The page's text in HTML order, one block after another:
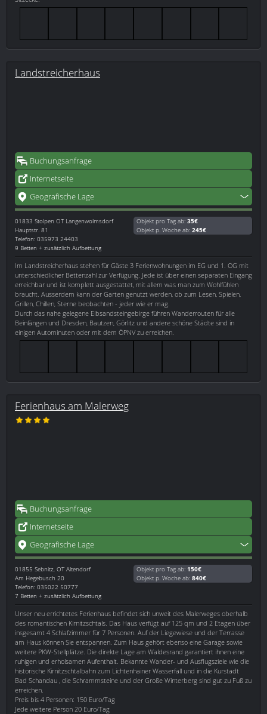
Landstreicherhaus
Buchungsanfrage
Internetseite
Geografische Lage
01833 Stolpen OT Langenwolmsdorf
Hauptstr. 81
Telefon: 035973 24403
9 Betten + zusätzlich Aufbettung
Objekt pro Tag ab: 35€
Objekt p. Woche ab: 245€
Im Landstreicherhaus stehen für Gäste 3 Ferienwohnungen im EG und 1. OG mit
unterschiedlicher Bettenzahl zur Verfügung. Jede ist über einen separaten Eingang
erreichbar und ist komplett ausgestattet, mit allem was man zum Wohlfühlen
braucht. Ausserdem kann der Garten genutzt werden, ob zum Lesen, Spielen,
Grillen, Chillen, Sterne beobachten - jeder wie er mag.
Durch das nahe gelegene Elbsandsteingebirge führen Wanderrouten für alle
Beinlängen und Dresden, Bautzen, Görlitz und andere schöne Städte sind in
einigen Autominuten oder mit dem ÖPNV zu erreichen.
Ferienhaus am Malerweg
Buchungsanfrage
Internetseite
Geografische Lage
01855 Sebnitz, OT Altendorf
Am Hegebusch 20
Telefon: 035022 50777
7 Betten + zusätzlich Aufbettung
Objekt pro Tag ab: 150€
Objekt p. Woche ab: 840€
Unser neu errichtetes Ferienhaus befindet sich unweit des Malerweges oberhalb
des romantischen Kirnitzschtals. Das Haus verfügt auf 125 qm und 2 Etagen über
insgesamt 4 Schlafzimmer für 7 Personen. Auf der Liegewiese und der Terrasse
am Haus können Sie entspannen. Zum Haus gehört ebenso eine Garage sowie
weitere PKW-Stellplätze. Die direkte Lage am Waldesrand garantiert ihnen eine
ruhigen und erholsamen Aufenthalt. Bekannte Wander- und Ausflugsziele wie die
historische Kirnitzschtalbahn zum Lichtenhainer Wasserfall und in die Kurstadt
Bad Schandau , die Schrammsteine und der Große Winterberg sind gut zu Fuß zu
erreichen.
Preis bis 4 Personen: 150 Euro/Tag
Jede weitere Person 20 Euro/Tag